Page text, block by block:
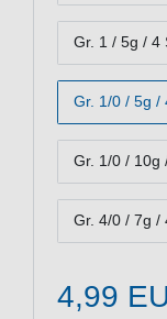
Gr. 1 / 5g / 4
Gr. 1/0 / 5g /
Gr. 1/0 / 10g
Gr. 4/0 / 7g /
4,99